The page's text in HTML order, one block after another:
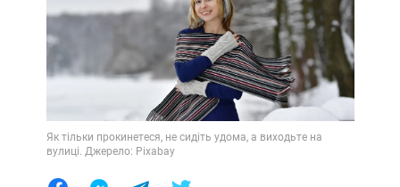
Життя
Як тільки прокинетеся, не сидіть удома, а виходьте на
вулиці. Джерело: Pixabay